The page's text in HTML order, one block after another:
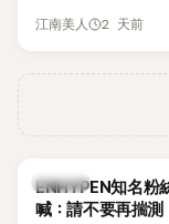
國演藝圈公認的模
江南美人 2 天前
K-POP
ENHYPEN知名
喊：請不要再揣測